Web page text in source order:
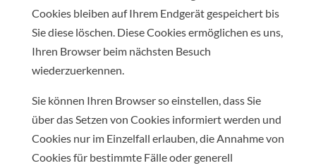
Cookies bleiben auf Ihrem Endgerät gespeichert bis
Sie diese löschen. Diese Cookies ermöglichen es uns,
Ihren Browser beim nächsten Besuch
wiederzuerkennen.
Sie können Ihren Browser so einstellen, dass Sie
über das Setzen von Cookies informiert werden und
Cookies nur im Einzelfall erlauben, die Annahme von
Cookies für bestimmte Fälle oder generell